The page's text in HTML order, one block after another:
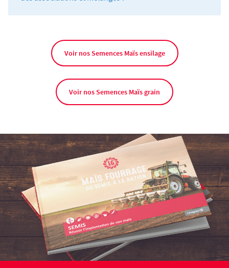
Voir nos Semences Maïs ensilage
Voir nos Semences Maïs grain